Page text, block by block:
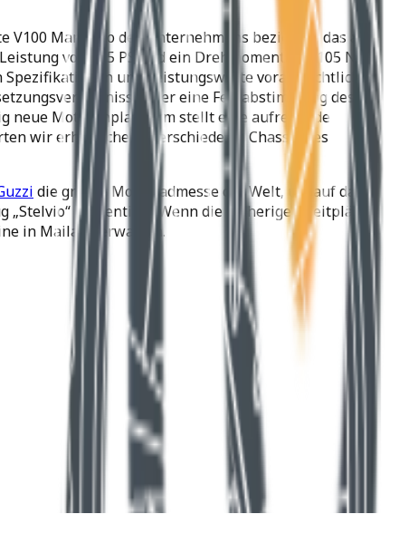
Mandello des Unternehmens beziehen, das als
von 115 PS und ein Drehmoment von 105 Nm.
und Leistungswerte voraussichtlich
oder eine Feinabstimmung des
neue Motorenplattform stellt eine aufregende
wir erhebliche Unterschiede im Chassis des
die größte Motorradmesse der Welt, um auf das
„Stelvio“ präsentiert. Wenn die bisherigen Zeitpläne
in Mailand erwarten.